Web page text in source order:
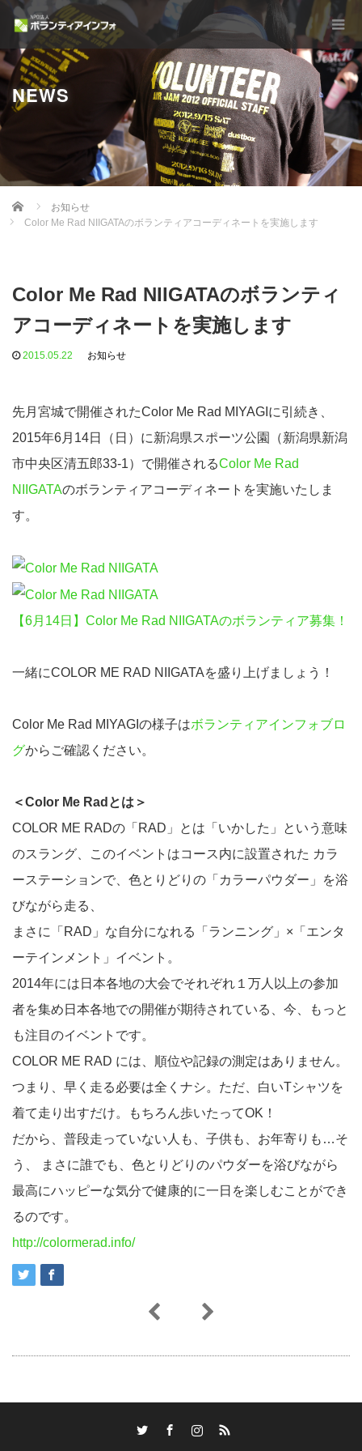
NEWS
Home
お知らせ
Color Me Rad NIIGATAのボランティアコーディネートを実施します
Color Me Rad NIIGATAのボランティ
アコーディネートを実施します
2015.05.22 お知らせ
先月宮城で開催されたColor Me Rad MIYAGIに引続き、
2015年6月14日（日）に新潟県スポーツ公園（新潟県新潟
市中央区清五郎33-1）で開催されるColor Me Rad
NIIGATAのボランティアコーディネートを実施いたしま
す。
【6月14日】Color Me Rad NIIGATAのボランティア募集！
一緒にCOLOR ME RAD NIIGATAを盛り上げましょう！
Color Me Rad MIYAGIの様子はボランティアインフォブロ
グからご確認ください。
＜Color Me Radとは＞
COLOR ME RADの「RAD」とは「いかした」という意味
のスラング、このイベントはコース内に設置された カラ
ーステーションで、色とりどりの「カラーパウダー」を浴
びながら走る、
まさに「RAD」な自分になれる「ランニング」×「エンタ
ーテインメント」イベント。
2014年には日本各地の大会でそれぞれ１万人以上の参加
者を集め日本各地での開催が期待されている、今、もっと
も注目のイベントです。
COLOR ME RAD には、順位や記録の測定はありません。
つまり、早く走る必要は全くナシ。ただ、白いTシャツを
着て走り出すだけ。もちろん歩いたってOK！
だから、普段走っていない人も、子供も、お年寄りも…そ
う、 まさに誰でも、色とりどりのパウダーを浴びながら
最高にハッピーな気分で健康的に一日を楽しむことができ
るのです。
http://colormerad.info/
InstagramRSS